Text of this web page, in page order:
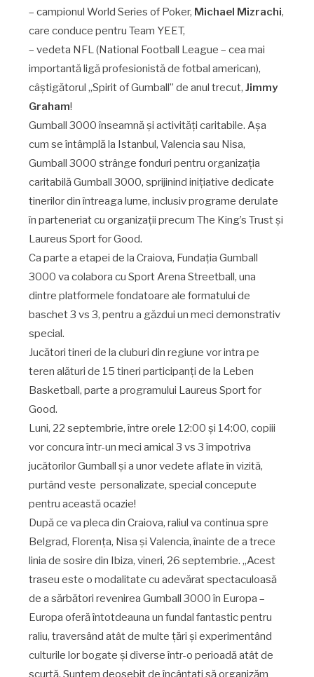
– campionul World Series of Poker, Michael Mizrachi,
care conduce pentru Team YEET,
– vedeta NFL (National Football League – cea mai
importantă ligă profesionistă de fotbal american),
câștigătorul „Spirit of Gumball” de anul trecut, Jimmy
Graham!
Gumball 3000 înseamnă și activități caritabile. Așa
cum se întâmplă la Istanbul, Valencia sau Nisa,
Gumball 3000 strânge fonduri pentru organizația
caritabilă Gumball 3000, sprijinind inițiative dedicate
tinerilor din întreaga lume, inclusiv programe derulate
în parteneriat cu organizații precum The King’s Trust și
Laureus Sport for Good.
Ca parte a etapei de la Craiova, Fundația Gumball
3000 va colabora cu Sport Arena Streetball, una
dintre platformele fondatoare ale formatului de
baschet 3 vs 3, pentru a găzdui un meci demonstrativ
special.
Jucători tineri de la cluburi din regiune vor intra pe
teren alături de 15 tineri participanți de la Leben
Basketball, parte a programului Laureus Sport for
Good.
Luni, 22 septembrie, între orele 12:00 și 14:00, copiii
vor concura într-un meci amical 3 vs 3 împotriva
jucătorilor Gumball și a unor vedete aflate în vizită,
purtând veste personalizate, special concepute
pentru această ocazie!
După ce va pleca din Craiova, raliul va continua spre
Belgrad, Florența, Nisa și Valencia, înainte de a trece
linia de sosire din Ibiza, vineri, 26 septembrie. „Acest
traseu este o modalitate cu adevărat spectaculoasă
de a sărbători revenirea Gumball 3000 în Europa –
Europa oferă întotdeauna un fundal fantastic pentru
raliu, traversând atât de multe țări și experimentând
culturile lor bogate și diverse într-o perioadă atât de
scurtă. Suntem deosebit de încântați să organizăm